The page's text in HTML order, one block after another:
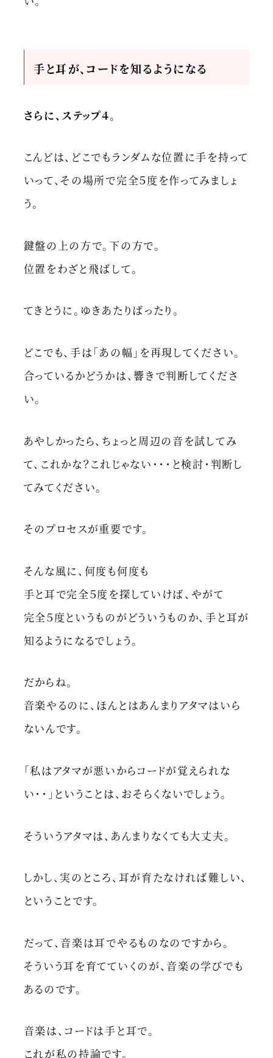
手と耳が、コードを知るようになる
さらに、ステップ４。
こんどは、どこでもランダムな位置に手を持って
いって、その場所で完全５度を作ってみましょ
う。
鍵盤の上の方で。下の方で。
位置をわざと飛ばして。
てきとうに。ゆきあたりばったり。
どこでも、手は「あの幅」を再現してください。
合っているかどうかは、響きで判断してくださ
い。
あやしかったら、ちょっと周辺の音を試してみ
て、これかな？これじゃない・・・と検討・判断し
てみてください。
そのプロセスが重要です。
そんな風に、何度も何度も
手と耳で完全５度を探していけば、やがて
完全５度というものがどういうものか、手と耳が
知るようになるでしょう。
だからね。
音楽やるのに、ほんとはあんまりアタマはいら
ないんです。
「私はアタマが悪いからコードが覚えられな
い・・」ということは、おそらくないでしょう。
そういうアタマは、あんまりなくても大丈夫。
しかし、実のところ、耳が育たなければ難しい、
ということです。
だって、音楽は耳でやるものなのですから。
そういう耳を育てていくのが、音楽の学びでも
あるのです。
音楽は、コードは手と耳で。
これが私の持論です。